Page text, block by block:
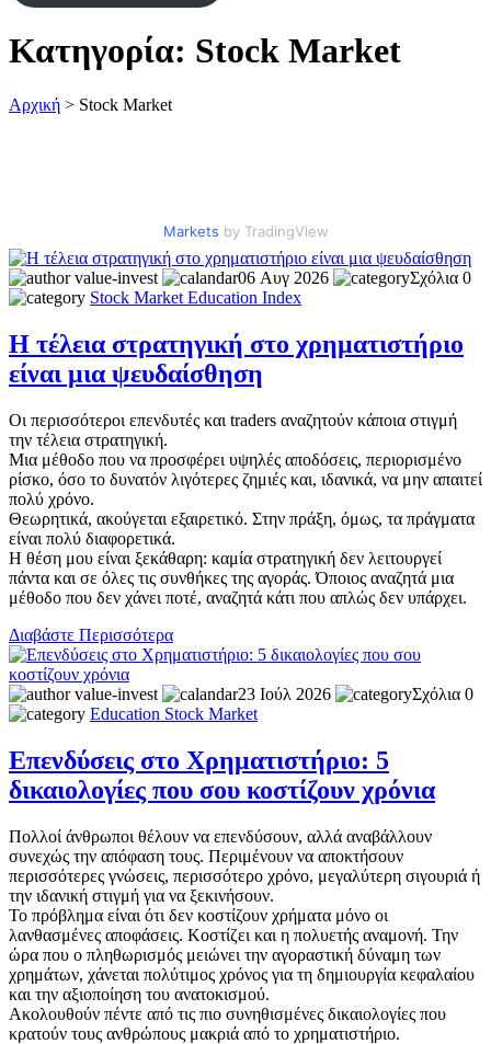
Κατηγορία: Stock Market
Αρχική > Stock Market
Markets by TradingView
value-invest 06 Αυγ 2026
Σχόλια 0
Stock Market Education Index
Η τέλεια στρατηγική στο χρηματιστήριο
είναι μια ψευδαίσθηση
Οι περισσότεροι επενδυτές και traders αναζητούν κάποια στιγμή
την τέλεια στρατηγική.
Μια μέθοδο που να προσφέρει υψηλές αποδόσεις, περιορισμένο
ρίσκο, όσο το δυνατόν λιγότερες ζημιές και, ιδανικά, να μην απαιτεί
πολύ χρόνο.
Θεωρητικά, ακούγεται εξαιρετικό. Στην πράξη, όμως, τα πράγματα
είναι πολύ διαφορετικά.
Η θέση μου είναι ξεκάθαρη: καμία στρατηγική δεν λειτουργεί
πάντα και σε όλες τις συνθήκες της αγοράς. Όποιος αναζητά μια
μέθοδο που δεν χάνει ποτέ, αναζητά κάτι που απλώς δεν υπάρχει.
Διαβάστε Περισσότερα
value-invest 23 Ιούλ 2026
Σχόλια 0
Education Stock Market
Επενδύσεις στο Χρηματιστήριο: 5
δικαιολογίες που σου κοστίζουν χρόνια
Πολλοί άνθρωποι θέλουν να επενδύσουν, αλλά αναβάλλουν
συνεχώς την απόφαση τους. Περιμένουν να αποκτήσουν
περισσότερες γνώσεις, περισσότερο χρόνο, μεγαλύτερη σιγουριά ή
την ιδανική στιγμή για να ξεκινήσουν.
Το πρόβλημα είναι ότι δεν κοστίζουν χρήματα μόνο οι
λανθασμένες αποφάσεις. Κοστίζει και η πολυετής αναμονή. Την
ώρα που ο πληθωρισμός μειώνει την αγοραστική δύναμη των
χρημάτων, χάνεται πολύτιμος χρόνος για τη δημιουργία κεφαλαίου
και την αξιοποίηση του ανατοκισμού.
Ακολουθούν πέντε από τις πιο συνηθισμένες δικαιολογίες που
κρατούν τους ανθρώπους μακριά από το χρηματιστήριο.